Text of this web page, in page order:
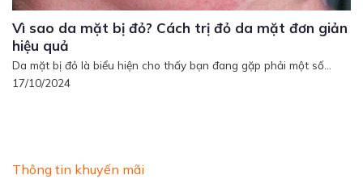
Thông tin khuyến mãi
Vì sao da mặt bị đỏ? Cách trị đỏ da mặt đơn giản
hiệu quả
Da mặt bị đỏ là biểu hiện cho thấy bạn đang gặp phải một số...
17/10/2024